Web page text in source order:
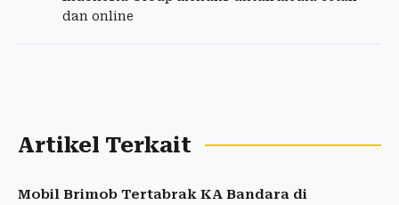
dan online
Artikel Terkait
Mobil Brimob Tertabrak KA Bandara di